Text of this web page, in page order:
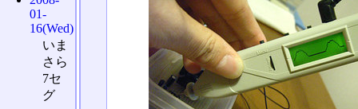
01-
16(Wed)
いま
さら
7セ
グ